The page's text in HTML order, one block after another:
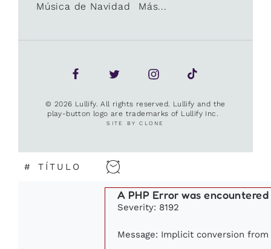
Música de Navidad
Más...
© 2026 Lullify. All rights reserved. Lullify and the
play-button logo are trademarks of Lullify Inc.
SITE BY CLONE
# TÍTULO
A PHP Error was encountered
Severity: 8192
Message: Implicit conversion